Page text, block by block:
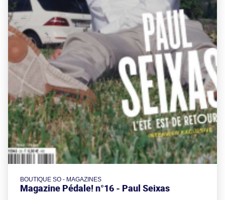
BOUTIQUE SO - MAGAZINES
Magazine Pédale! n°16 - Paul Seixas